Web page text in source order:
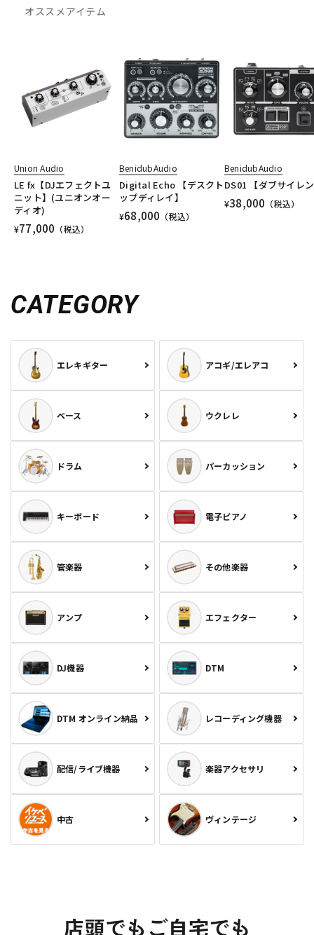
オススメアイテム
Union Audio
LE fx【DJエフェクトユ
ニット】(ユニオンオー
ディオ)
¥77,000 （税込）
BenidubAudio
Digital Echo 【デスクト
ップディレイ】
¥68,000 （税込）
BenidubAudio
DS01 【ダブサイレ
¥38,000 （税込）
CATEGORY
エレキギター アコギ/エレアコ
ベース ウクレレ
ドラム パーカッション
キーボード 電子ピアノ
管楽器 その他楽器
アンプ エフェクター
DJ機器 DTM
DTM オンライン納品 レコーディング機器
配信/ライブ機器 楽器アクセサリ
中古 ヴィンテージ